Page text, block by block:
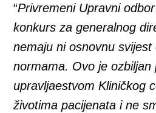
“Privremeni Upravni
konkurs za generalnog
nemaju ni osnovnu svijest
normama. Ovo je ozbiljan
upravljaestvom Kliničkog
životima pacijenata i ne